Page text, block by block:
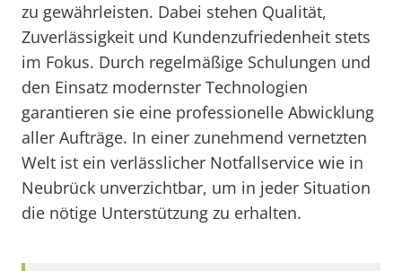
zu gewährleisten. Dabei stehen Qualität,
Zuverlässigkeit und Kundenzufriedenheit stets
im Fokus. Durch regelmäßige Schulungen und
den Einsatz modernster Technologien
garantieren sie eine professionelle Abwicklung
aller Aufträge. In einer zunehmend vernetzten
Welt ist ein verlässlicher Notfallservice wie in
Neubrück unverzichtbar, um in jeder Situation
die nötige Unterstützung zu erhalten.